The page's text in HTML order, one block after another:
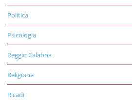
Politica
Psicologia
Reggio Calabria
Religione
Ricadi